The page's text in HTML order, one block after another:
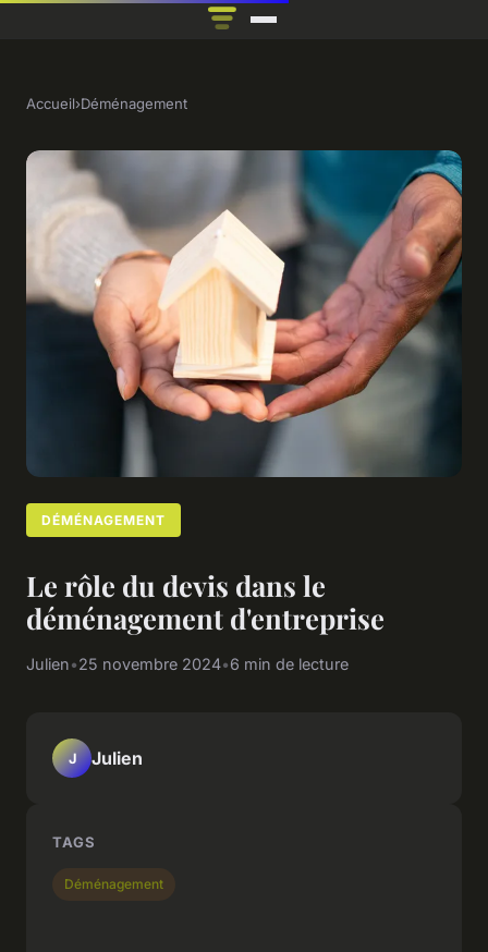
Accueil›Déménagement
DÉMÉNAGEMENT
Le rôle du devis dans le
déménagement d'entreprise
Julien•25 novembre 2024•6 min de lecture
J Julien
TAGS
Déménagement